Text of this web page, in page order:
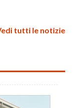
tutti le notizie